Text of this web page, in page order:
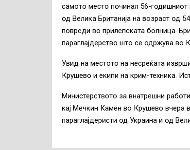
самото место починал 56-годишниот
од Велика Британија на возраст од
повреди во прилепската болница.
параглајдерство што се одржува во
Увид на местото на несреќата
Крушево и екипи на крим-техника.
Министерството за внатрешни
кај Мечкин Камен во Крушево вчера
параглајдеристи од Украина и од